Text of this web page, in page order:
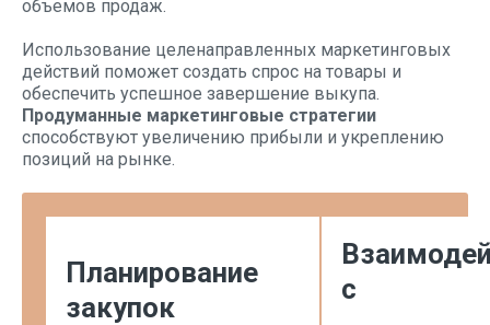
объемов продаж.
Использование целенаправленных маркетинговых
действий поможет создать спрос на товары и
обеспечить успешное завершение выкупа.
Продуманные маркетинговые стратегии
способствуют увеличению прибыли и укреплению
позиций на рынке.
Планирование
закупок
с